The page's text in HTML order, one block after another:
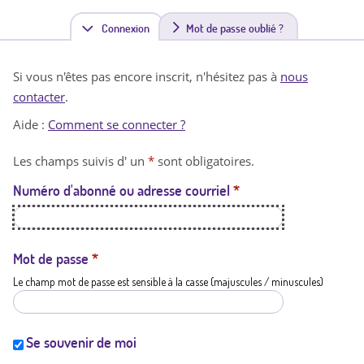
Connexion(
n
t
a
t
i
Mot de passe oublié ?
Si vous n'êtes pas encore inscrit, n'hésitez pas à nous
contacter.
Aide : Comment se connecter ?
Les champs suivis d' un * sont obligatoires.
Numéro d'abonné ou adresse courriel *
Mot de passe *
Le champ mot de passe est sensible à la casse (majuscules / minuscules)
Se souvenir de moi